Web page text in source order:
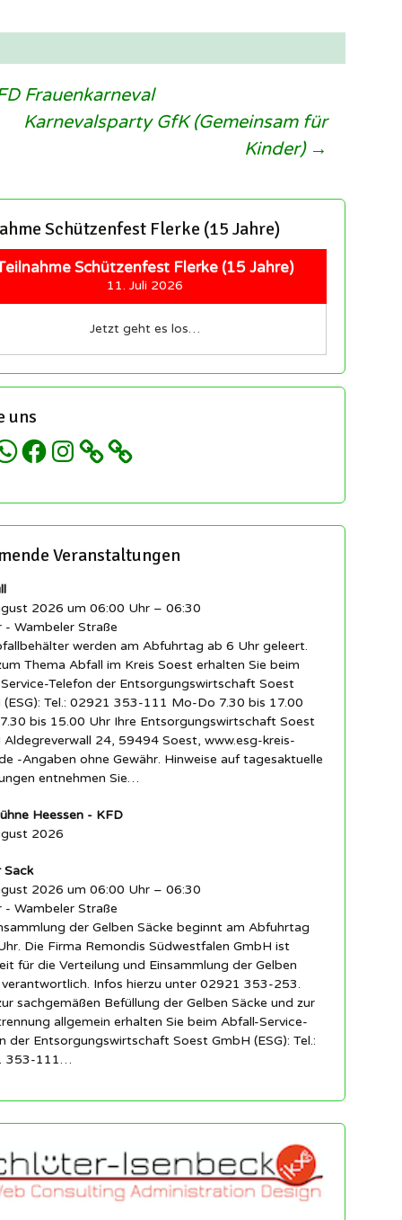
Frauenkarneval
Karnevalsparty GfK (Gemeinsam für
Kinder) →
Schützenfest Flerke (15 Jahre)
Schützenfest Flerke (15 Jahre)
11. Juli 2026
Jetzt geht es los…
uns
FacebookInstagram
Veranstaltungen
2026 um 06:00 Uhr – 06:30
- Wambeler Straße
werden am Abfuhrtag ab 6 Uhr geleert.
Thema Abfall im Kreis Soest erhalten Sie beim
Telefon der Entsorgungswirtschaft Soest
(ESG): Tel.: 02921 353-111 Mo-Do 7.30 bis 17.00
bis 15.00 Uhr Ihre Entsorgungswirtschaft Soest
Aldegreverwall 24, 59494 Soest, www.esg-kreis-
-Angaben ohne Gewähr. Hinweise auf tagesaktuelle
entnehmen Sie…
Heessen - KFD
2026
Sack
2026 um 06:00 Uhr – 06:30
- Wambeler Straße
der Gelben Säcke beginnt am Abfuhrtag
Die Firma Remondis Südwestfalen GmbH ist
für die Verteilung und Einsammlung der Gelben
verantwortlich. Infos hierzu unter 02921 353-253.
sachgemäßen Befüllung der Gelben Säcke und zur
allgemein erhalten Sie beim Abfall-Service-
der Entsorgungswirtschaft Soest GmbH (ESG): Tel.:
353-111…